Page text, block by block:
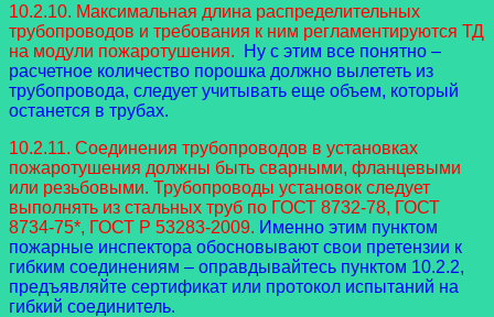
10.2.10. Максимальная длина распределительных
трубопроводов и требования к ним регламентируются ТД
на модули пожаротушения.
Ну с этим все понятно –
расчетное количество порошка должно вылететь из
трубопровода, следует учитывать еще объем, который
останется в трубах.
10.2.11. Соединения трубопроводов в установках
пожаротушения должны быть сварными, фланцевыми
или резьбовыми. Трубопроводы установок следует
выполнять из стальных труб по ГОСТ 8732-78, ГОСТ
8734-75*, ГОСТ Р 53283-2009. Именно этим пунктом
пожарные инспектора обосновывают свои претензии к
гибким соединениям – оправдывайтесь пунктом 10.2.2,
предъявляйте сертификат или протокол испытаний на
гибкий соединитель.